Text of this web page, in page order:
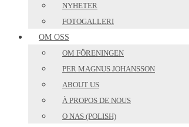
NYHETER
FOTOGALLERI
OM OSS
OM FÖRENINGEN
PER MAGNUS JOHANSSON
ABOUT US
À PROPOS DE NOUS
O NAS (POLISH)